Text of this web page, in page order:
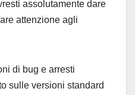
assolutamente dare
attenzione agli
di bug e arresti
sulle versioni standard